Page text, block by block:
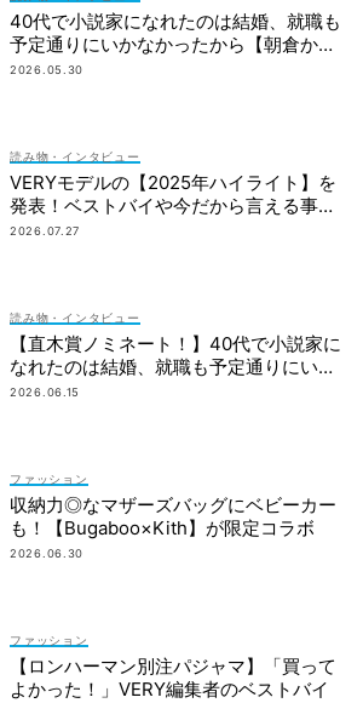
40代で小説家になれたのは結婚、就職も
予定通りにいかなかったから【朝倉かす
みさん】
2026.05.30
読み物・インタビュー
VERYモデルの【2025年ハイライト】を
発表！ベストバイや今だから言える事件
簿も大公開
2026.07.27
読み物・インタビュー
【直木賞ノミネート！】40代で小説家に
なれたのは結婚、就職も予定通りにいか
なかったから｜朝倉かすみさん
2026.06.15
ファッション
収納力◎なマザーズバッグにベビーカー
も！【Bugaboo×Kith】が限定コラボ
2026.06.30
ファッション
【ロンハーマン別注パジャマ】「買って
よかった！」VERY編集者のベストバイ